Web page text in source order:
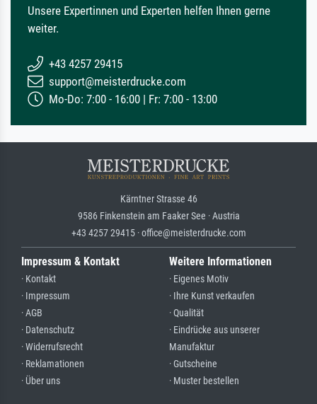
Unsere Expertinnen und Experten helfen Ihnen gerne
weiter.
+43 4257 29415
support@meisterdrucke.com
Mo-Do: 7:00 - 16:00 | Fr: 7:00 - 13:00
Kärntner Strasse 46
9586 Finkenstein am Faaker See · Austria
+43 4257 29415 · office@meisterdrucke.com
Impressum & Kontakt
· Kontakt
· Impressum
· AGB
· Datenschutz
· Widerrufsrecht
· Reklamationen
· Über uns
Weitere Informationen
· Eigenes Motiv
· Ihre Kunst verkaufen
· Qualität
· Eindrücke aus unserer
Manufaktur
· Gutscheine
· Muster bestellen